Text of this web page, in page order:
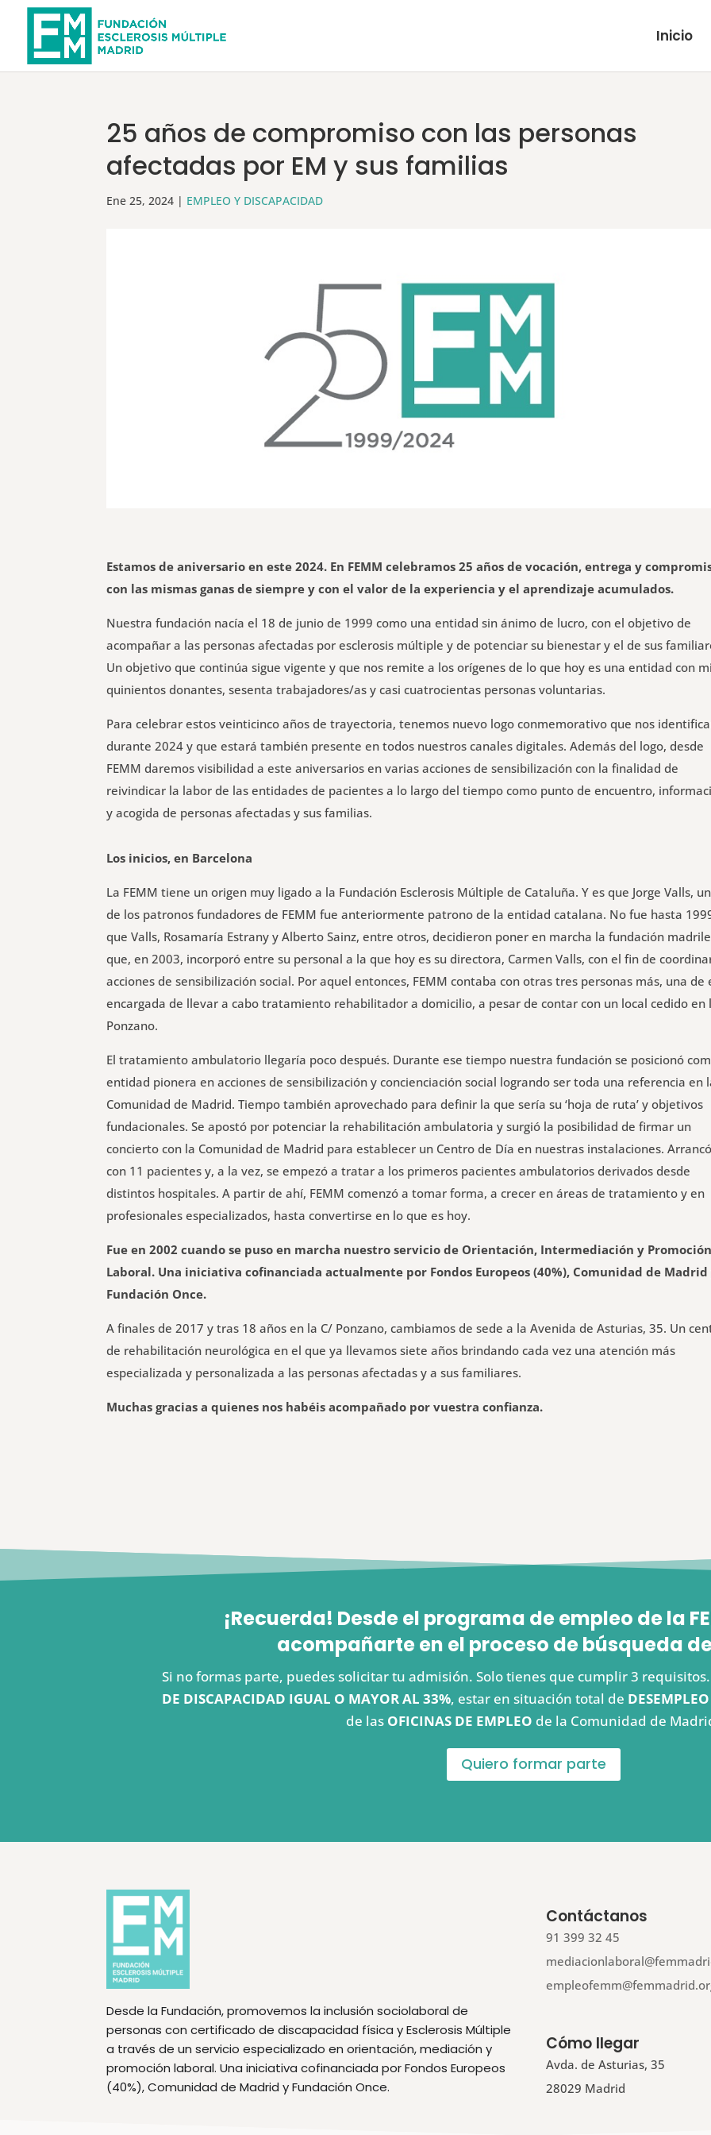
Inicio
25 años de compromiso con las personas
afectadas por EM y sus familias
Ene 25, 2024 | EMPLEO Y DISCAPACIDAD
Estamos de aniversario en este 2024. En FEMM celebramos 25 años de vocación, entrega y
con las mismas ganas de siempre y con el valor de la experiencia y el aprendizaje acumulados.
Nuestra fundación nacía el 18 de junio de 1999 como una entidad sin ánimo de lucro, con el objetivo de
acompañar a las personas afectadas por esclerosis múltiple y de potenciar su bienestar y el de sus
Un objetivo que continúa sigue vigente y que nos remite a los orígenes de lo que hoy es una entidad con
quinientos donantes, sesenta trabajadores/as y casi cuatrocientas personas voluntarias.
Para celebrar estos veinticinco años de trayectoria, tenemos nuevo logo conmemorativo que nos
durante 2024 y que estará también presente en todos nuestros canales digitales. Además del logo, desde
FEMM daremos visibilidad a este aniversarios en varias acciones de sensibilización con la finalidad de
reivindicar la labor de las entidades de pacientes a lo largo del tiempo como punto de encuentro,
y acogida de personas afectadas y sus familias.
Los inicios, en Barcelona
La FEMM tiene un origen muy ligado a la Fundación Esclerosis Múltiple de Cataluña. Y es que Jorge Valls,
de los patronos fundadores de FEMM fue anteriormente patrono de la entidad catalana. No fue hasta
que Valls, Rosamaría Estrany y Alberto Sainz, entre otros, decidieron poner en marcha la fundación
que, en 2003, incorporó entre su personal a la que hoy es su directora, Carmen Valls, con el fin de
acciones de sensibilización social. Por aquel entonces, FEMM contaba con otras tres personas más, una de
encargada de llevar a cabo tratamiento rehabilitador a domicilio, a pesar de contar con un local cedido en
Ponzano.
El tratamiento ambulatorio llegaría poco después. Durante ese tiempo nuestra fundación se posicionó
entidad pionera en acciones de sensibilización y concienciación social logrando ser toda una referencia en
Comunidad de Madrid. Tiempo también aprovechado para definir la que sería su ‘hoja de ruta’ y objetivos
fundacionales. Se apostó por potenciar la rehabilitación ambulatoria y surgió la posibilidad de firmar un
concierto con la Comunidad de Madrid para establecer un Centro de Día en nuestras instalaciones. Arrancó
con 11 pacientes y, a la vez, se empezó a tratar a los primeros pacientes ambulatorios derivados desde
distintos hospitales. A partir de ahí, FEMM comenzó a tomar forma, a crecer en áreas de tratamiento y en
profesionales especializados, hasta convertirse en lo que es hoy.
Fue en 2002 cuando se puso en marcha nuestro servicio de Orientación, Intermediación y Promoción
Laboral. Una iniciativa cofinanciada actualmente por Fondos Europeos (40%), Comunidad de Madrid
Fundación Once.
A finales de 2017 y tras 18 años en la C/ Ponzano, cambiamos de sede a la Avenida de Asturias, 35. Un
de rehabilitación neurológica en el que ya llevamos siete años brindando cada vez una atención más
especializada y personalizada a las personas afectadas y a sus familiares.
Muchas gracias a quienes nos habéis acompañado por vuestra confianza.
¡Recuerda! Desde el programa de empleo de la
acompañarte en el proceso de búsqueda
Si no formas parte, puedes solicitar tu admisión. Solo tienes que cumplir 3
DE DISCAPACIDAD IGUAL O MAYOR AL 33%, estar en situación total de DESEMPLEO
de las OFICINAS DE EMPLEO de la Comunidad de
Quiero formar parte
Desde la Fundación, promovemos la inclusión sociolaboral de
personas con certificado de discapacidad física y Esclerosis Múltiple
a través de un servicio especializado en orientación, mediación y
promoción laboral. Una iniciativa cofinanciada por Fondos Europeos
(40%), Comunidad de Madrid y Fundación Once.
Contáctanos
91 399 32 45
Cómo llegar
Avda. de Asturias, 35
28029 Madrid